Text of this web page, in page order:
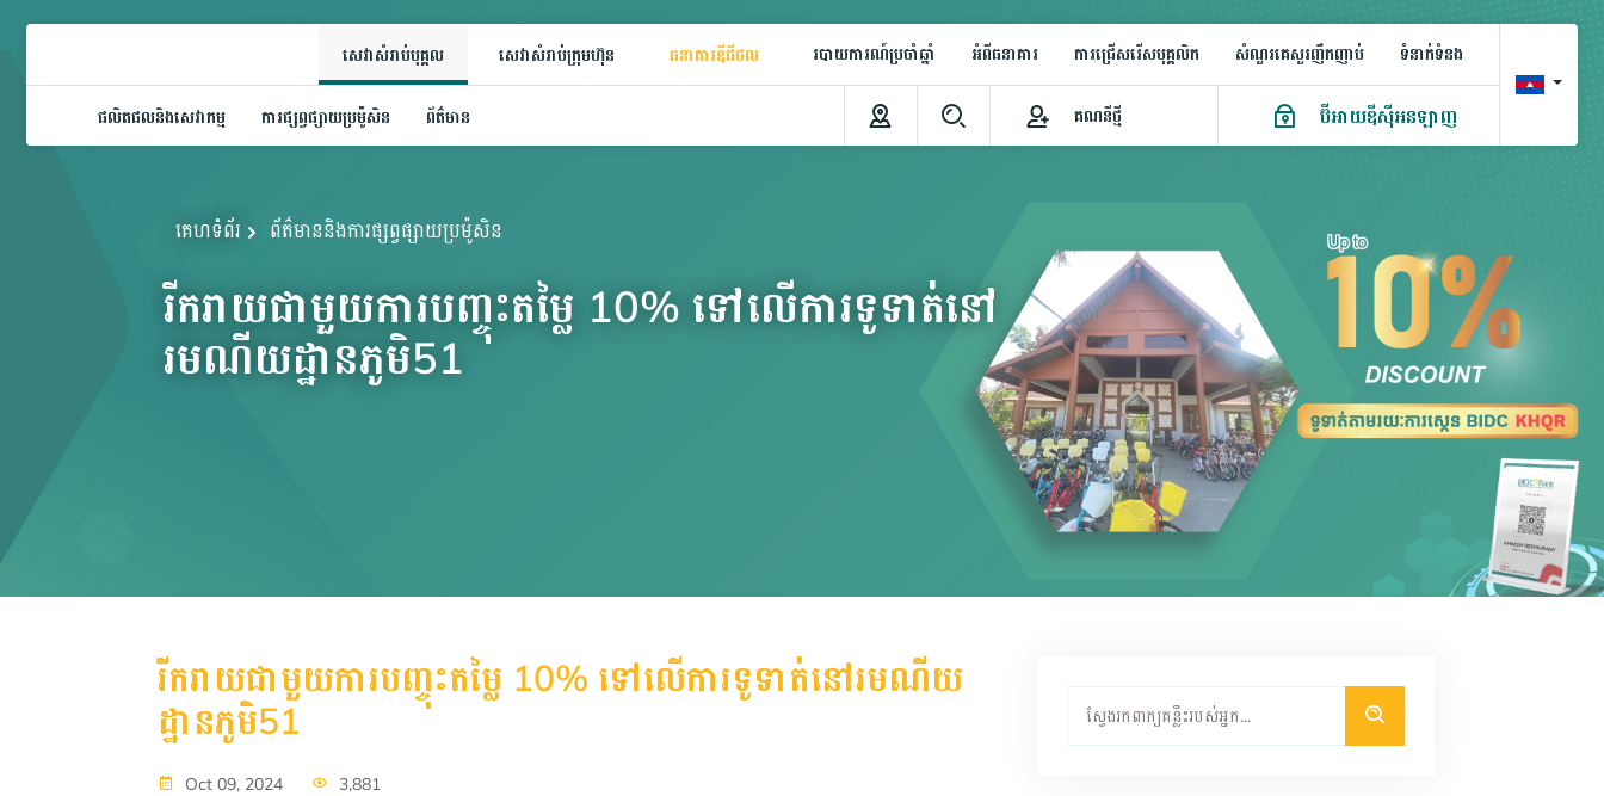
សេវាសំរាប់បុគ្គល សេវាសំរាប់ក្រុមហ៊ុន ធនាគារឌីជីថល របាយការណ៍ប្រចាំឆ្នាំ អំពីធនាគារ ការជ្រើសរើសបុគ្គលិក សំណួរគេសួរញឹកញាប់ ទំនាក់ទំនង
គណនី​ថ្មី ប៊ីអាយឌីស៊ីអនឡាញ
ផលិតផលនិងសេវាកម្ម ការផ្សព្វផ្សាយប្រម៉ូសិន ព័ត៌មាន
គេហទំព័រ ព័ត៌មាននិងការផ្សព្វផ្សាយប្រម៉ូសិន
រីករាយជាមួយការបញ្ចុះតម្លៃ 10% ទៅលើការទូទាត់នៅ
រមណីយដ្ឋានភូមិ51
រីករាយជាមួយការបញ្ចុះតម្លៃ 10% ទៅលើការទូទាត់នៅរមណីយ
ដ្ឋានភូមិ51
Oct 09, 2024 3,881